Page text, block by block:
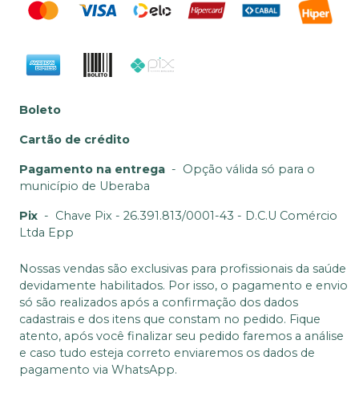
Boleto
Cartão de crédito
Pagamento na entrega - Opção válida só para o
município de Uberaba
Pix - Chave Pix - 26.391.813/0001-43 - D.C.U Comércio
Ltda Epp
Nossas vendas são exclusivas para profissionais da saúde
devidamente habilitados. Por isso, o pagamento e envio
só são realizados após a confirmação dos dados
cadastrais e dos itens que constam no pedido. Fique
atento, após você finalizar seu pedido faremos a análise
e caso tudo esteja correto enviaremos os dados de
pagamento via WhatsApp.